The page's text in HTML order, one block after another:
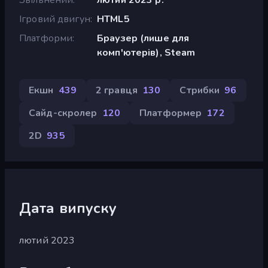
Ігровий двигун HTML5
Платформи
Браузер (лише для
комп'ютерів), Steam
Екшн 439 2 гравця 130 Стрибки 96
Сайд-скролер 120 Платформер 172
2D 935
Дата випуску
лютий 2023